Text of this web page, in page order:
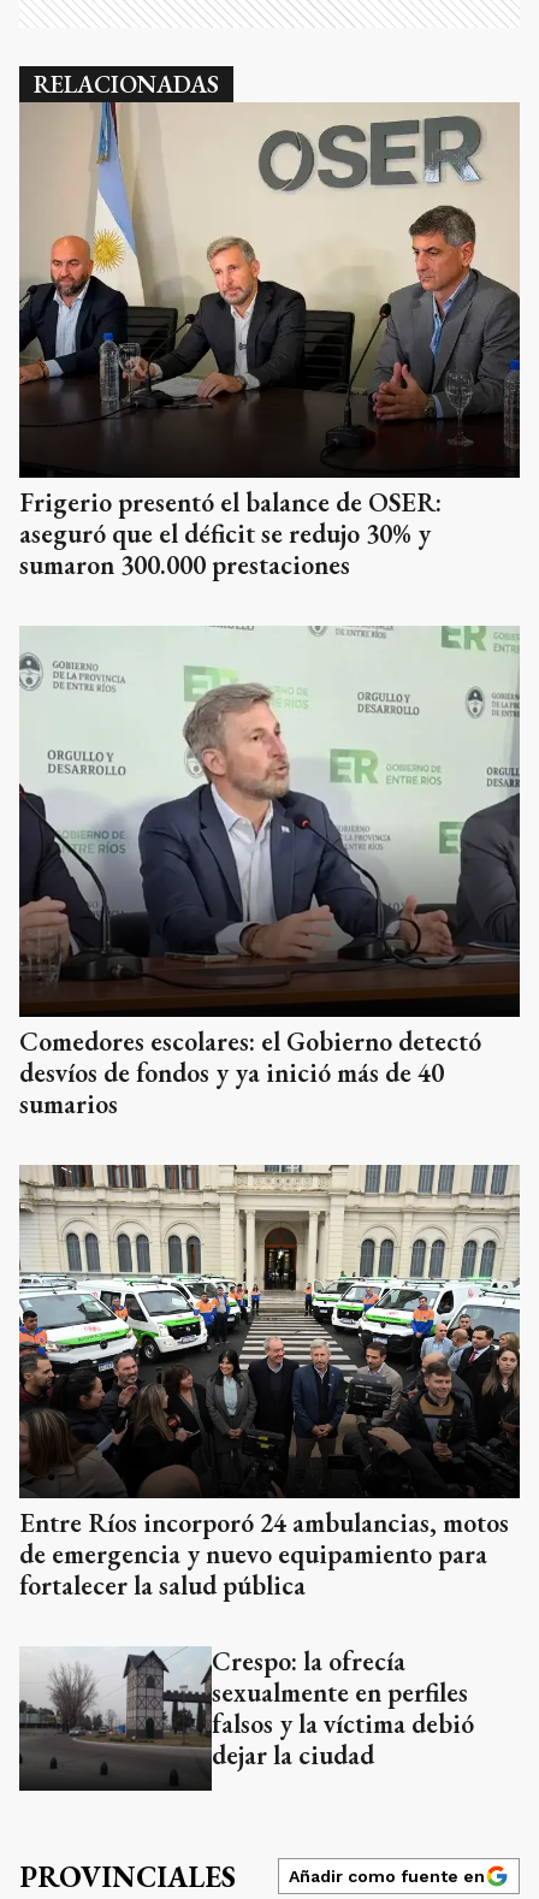
RELACIONADAS
Frigerio presentó el balance de OSER:
aseguró que el déficit se redujo 30% y
sumaron 300.000 prestaciones
Comedores escolares: el Gobierno detectó
desvíos de fondos y ya inició más de 40
sumarios
Entre Ríos incorporó 24 ambulancias, motos
de emergencia y nuevo equipamiento para
fortalecer la salud pública
Crespo: la ofrecía
sexualmente en perfiles
falsos y la víctima debió
dejar la ciudad
PROVINCIALES Añadir como fuente en